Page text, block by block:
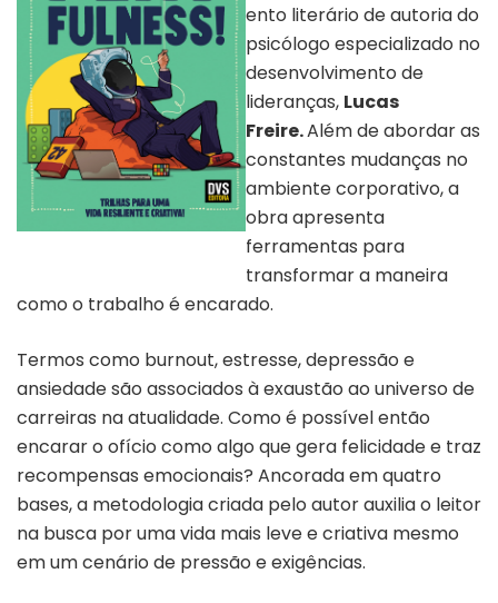
ento literário de autoria do
psicólogo especializado no
desenvolvimento de
lideranças, Lucas
Freire.Além de abordar as
constantes mudanças no
ambiente corporativo, a
obra apresenta
ferramentas para
transformar a maneira
como o trabalho é encarado.
Termos como burnout, estresse, depressão e
ansiedade são associados à exaustão ao universo de
carreiras na atualidade. Como é possível então
encarar o ofício como algo que gera felicidade e traz
recompensas emocionais? Ancorada em quatro
bases, a metodologia criada pelo autor auxilia o leitor
na busca por uma vida mais leve e criativa mesmo
em um cenário de pressão e exigências.